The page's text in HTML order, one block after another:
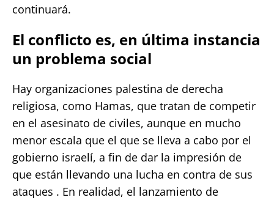
continuará.
El conflicto es, en última instancia
un problema social
Hay organizaciones palestina de derecha
religiosa, como Hamas, que tratan de competir
en el asesinato de civiles, aunque en mucho
menor escala que el que se lleva a cabo por el
gobierno israelí, a fin de dar la impresión de
que están llevando una lucha en contra de sus
ataques . En realidad, el lanzamiento de